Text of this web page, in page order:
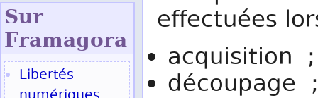
effectuées
acquisition ;
découpage ;
Sur
Framagora
Libertés